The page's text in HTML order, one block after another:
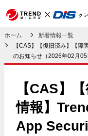
ク
ホーム
新着情報一覧
【CAS】【復旧済み】【
のお知らせ（2026年02月05
【CAS】
情報】
App